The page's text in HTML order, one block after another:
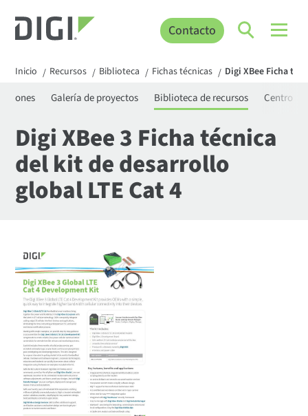
Contacto
Inicio / Recursos / Biblioteca / Fichas técnicas / Digi XBee Ficha
Galería de proyectos Biblioteca de recursos Centro
Digi XBee 3 Ficha técnica
del kit de desarrollo
global LTE Cat 4